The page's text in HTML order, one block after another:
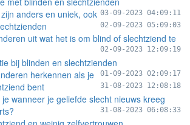
03-09-2023 04:09:11
anders en uniek, ook
02-09-2023 05:09:03
uit wat het is om blind of slechtziend te
02-09-2023 12:09:19
bij blinden en slechtzienden
01-09-2023 02:09:17
herkennen als je
bent
31-08-2023 12:08:18
wanneer je geliefde slecht nieuws kreeg
31-08-2023 06:08:33